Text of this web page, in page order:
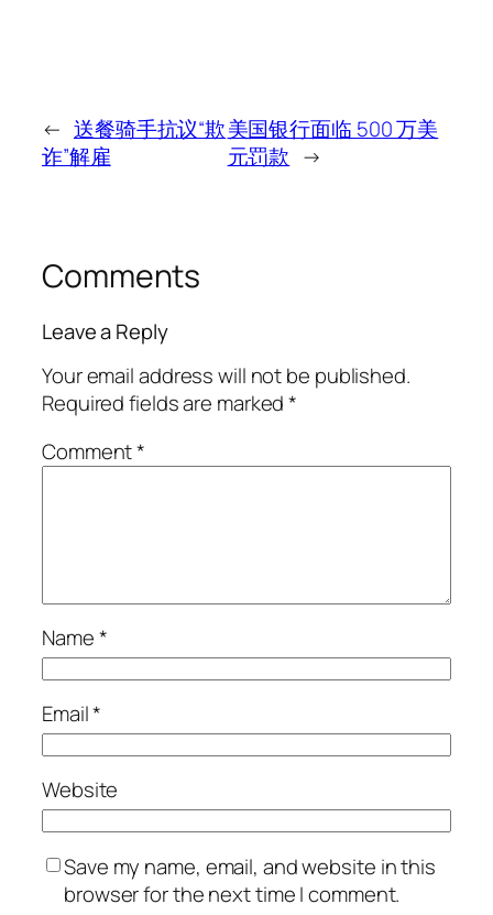
← 送餐骑手抗议“欺
诈”解雇
美国银行面临 500 万美
元罚款 →
Comments
Leave a Reply
Your email address will not be published.
Required fields are marked*
Comment*
Name*
Email*
Website
Save my name, email, and website in this
browser for the next time I comment.